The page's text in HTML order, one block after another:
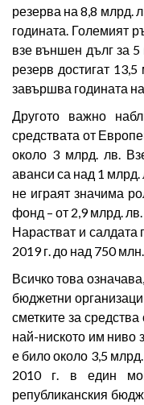
резерва на 8,8 млрд.
годината. Големият
взе външен дълг за
резерв достигат
завършва годината
Другото важно
средствата от
около 3 млрд. лв.
аванси са над 1 млрд.
не играят значима
фонд – от 2,9 млрд.
Нарастват и
2019 г. до над 750
Всичко това
бюджетни
сметките за
най-ниското им ниво
е било около 3,5
2010 г. в един
републиканския